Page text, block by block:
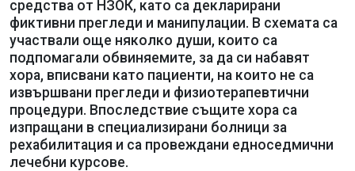
средства от НЗОК, като са декларирани
фиктивни прегледи и манипулации. В схемата са
участвали още няколко души, които са
подпомагали обвиняемите, за да си набавят
хора, вписвани като пациенти, на които не са
извършвани прегледи и физиотерапевтични
процедури. Впоследствие същите хора са
изпращани в специализирани болници за
рехабилитация и са провеждани едноседмични
лечебни курсове.